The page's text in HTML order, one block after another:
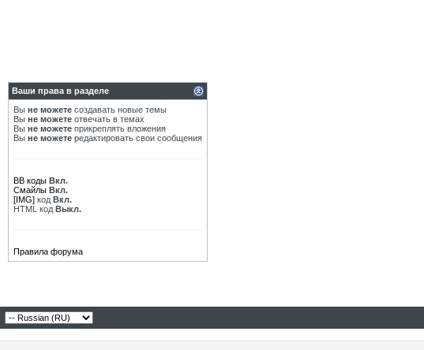
Ваши права в разделе
Вы не можете создавать новые темы
Вы не можете отвечать в темах
Вы не можете прикреплять вложения
Вы не можете редактировать свои сообщения
BB коды Вкл.
Смайлы Вкл.
[IMG] код Вкл.
HTML код Выкл.
Правила форума